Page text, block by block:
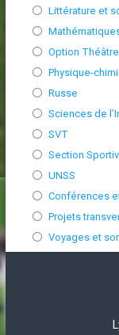
Littérature et
Option Théâtre
Physique-
Russe
Sciences de
SVT
Section
UNSS
Conférences
Projets
Voyages et